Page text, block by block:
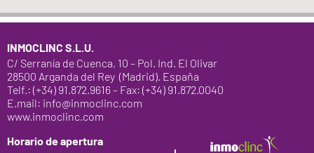
INMOCLINC S.L.U.
C/ Serranía de Cuenca, 10 – Pol. Ind. El Olivar
28500 Arganda del Rey (Madrid). España
Telf.: (+34) 91.872.9616 – Fax: (+34) 91.872.0040
E.mail: info@inmoclinc.com
www.inmoclinc.com
Horario de apertura